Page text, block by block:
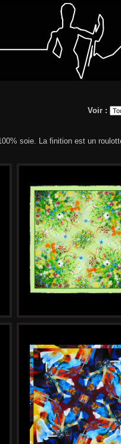
Voir :
soie. La finition est un